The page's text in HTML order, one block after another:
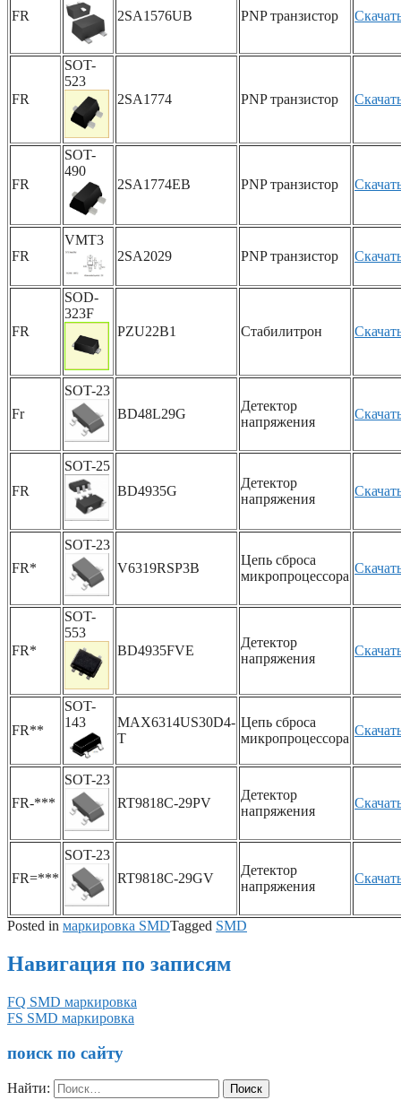
FR
2SA1576UB
PNP транзистор
FR
SOT-
523
2SA1774
PNP транзистор
FR
SOT-
490
2SA1774EB
PNP транзистор
FR
VMT3
2SA2029
PNP транзистор
FR
SOD-
323F
PZU22B1
Стабилитрон
Fr
SOT-23
BD48L29G
Детектор
напряжения
FR
SOT-25
BD4935G
Детектор
напряжения
FR*
SOT-23
V6319RSP3B
Цепь сброса
микропроцессора
FR*
SOT-
553
BD4935FVE
Детектор
напряжения
FR**
SOT-
143
MAX6314US30D4-
T
Цепь сброса
микропроцессора
FR-***
SOT-23
RT9818C-29PV
Детектор
напряжения
FR=***
SOT-23
RT9818C-29GV
Детектор
напряжения
Posted in маркировка SMDTagged SMD
Навигация по записям
FQ SMD маркировка
FS SMD маркировка
поиск по сайту
Найти: